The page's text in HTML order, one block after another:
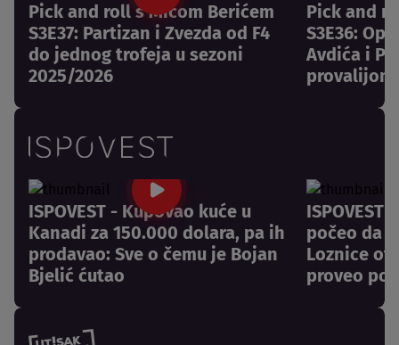
Pick and roll s Mićom Berićem
S3E37: Partizan i Zvezda od F4
do jednog trofeja u sezoni
2025/2026
Pick and
S3E36:
Avdića i
provalijom
ISPOVEST - Kupovao kuće u
Kanadi za 150.000 dolara, pa ih
prodavao: Sve o čemu je Bojan
Bjelić ćutao
počeo da
Loznice
proveo